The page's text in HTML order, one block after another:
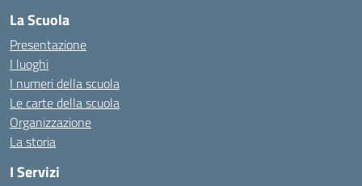
La Scuola
Presentazione
I luoghi
I numeri della scuola
Le carte della scuola
Organizzazione
La storia
I Servizi